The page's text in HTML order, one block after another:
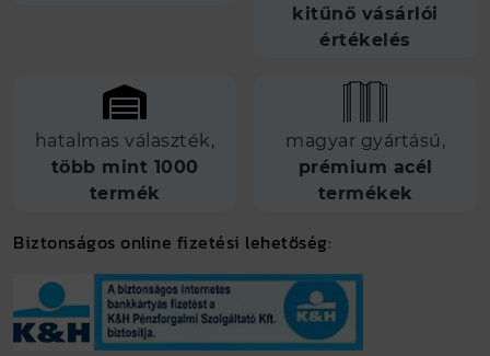
kitűnő vásárlói
értékelés
hatalmas választék,
több mint 1000
termék
magyar gyártású,
prémium acél
termékek
Biztonságos online fizetési lehetőség: